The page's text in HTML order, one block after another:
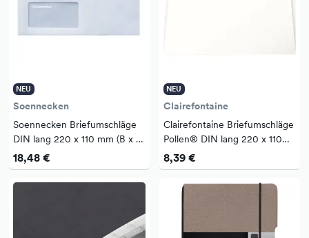
NEU
Soennecken
Soennecken Briefumschläge
DIN lang 220 x 110 mm (B x H)
mit Selbstklebung mit Fenster
75g/m² weiß 1.000 St./Pack.
18,48 €
NEU
Clairefontaine
Clairefontaine Briefumschläge
Pollen® DIN lang 220 x 110
mm (B x H) mit Haftklebung
ohne Fenster 120g/m²
elfenbein 20...
8,39 €